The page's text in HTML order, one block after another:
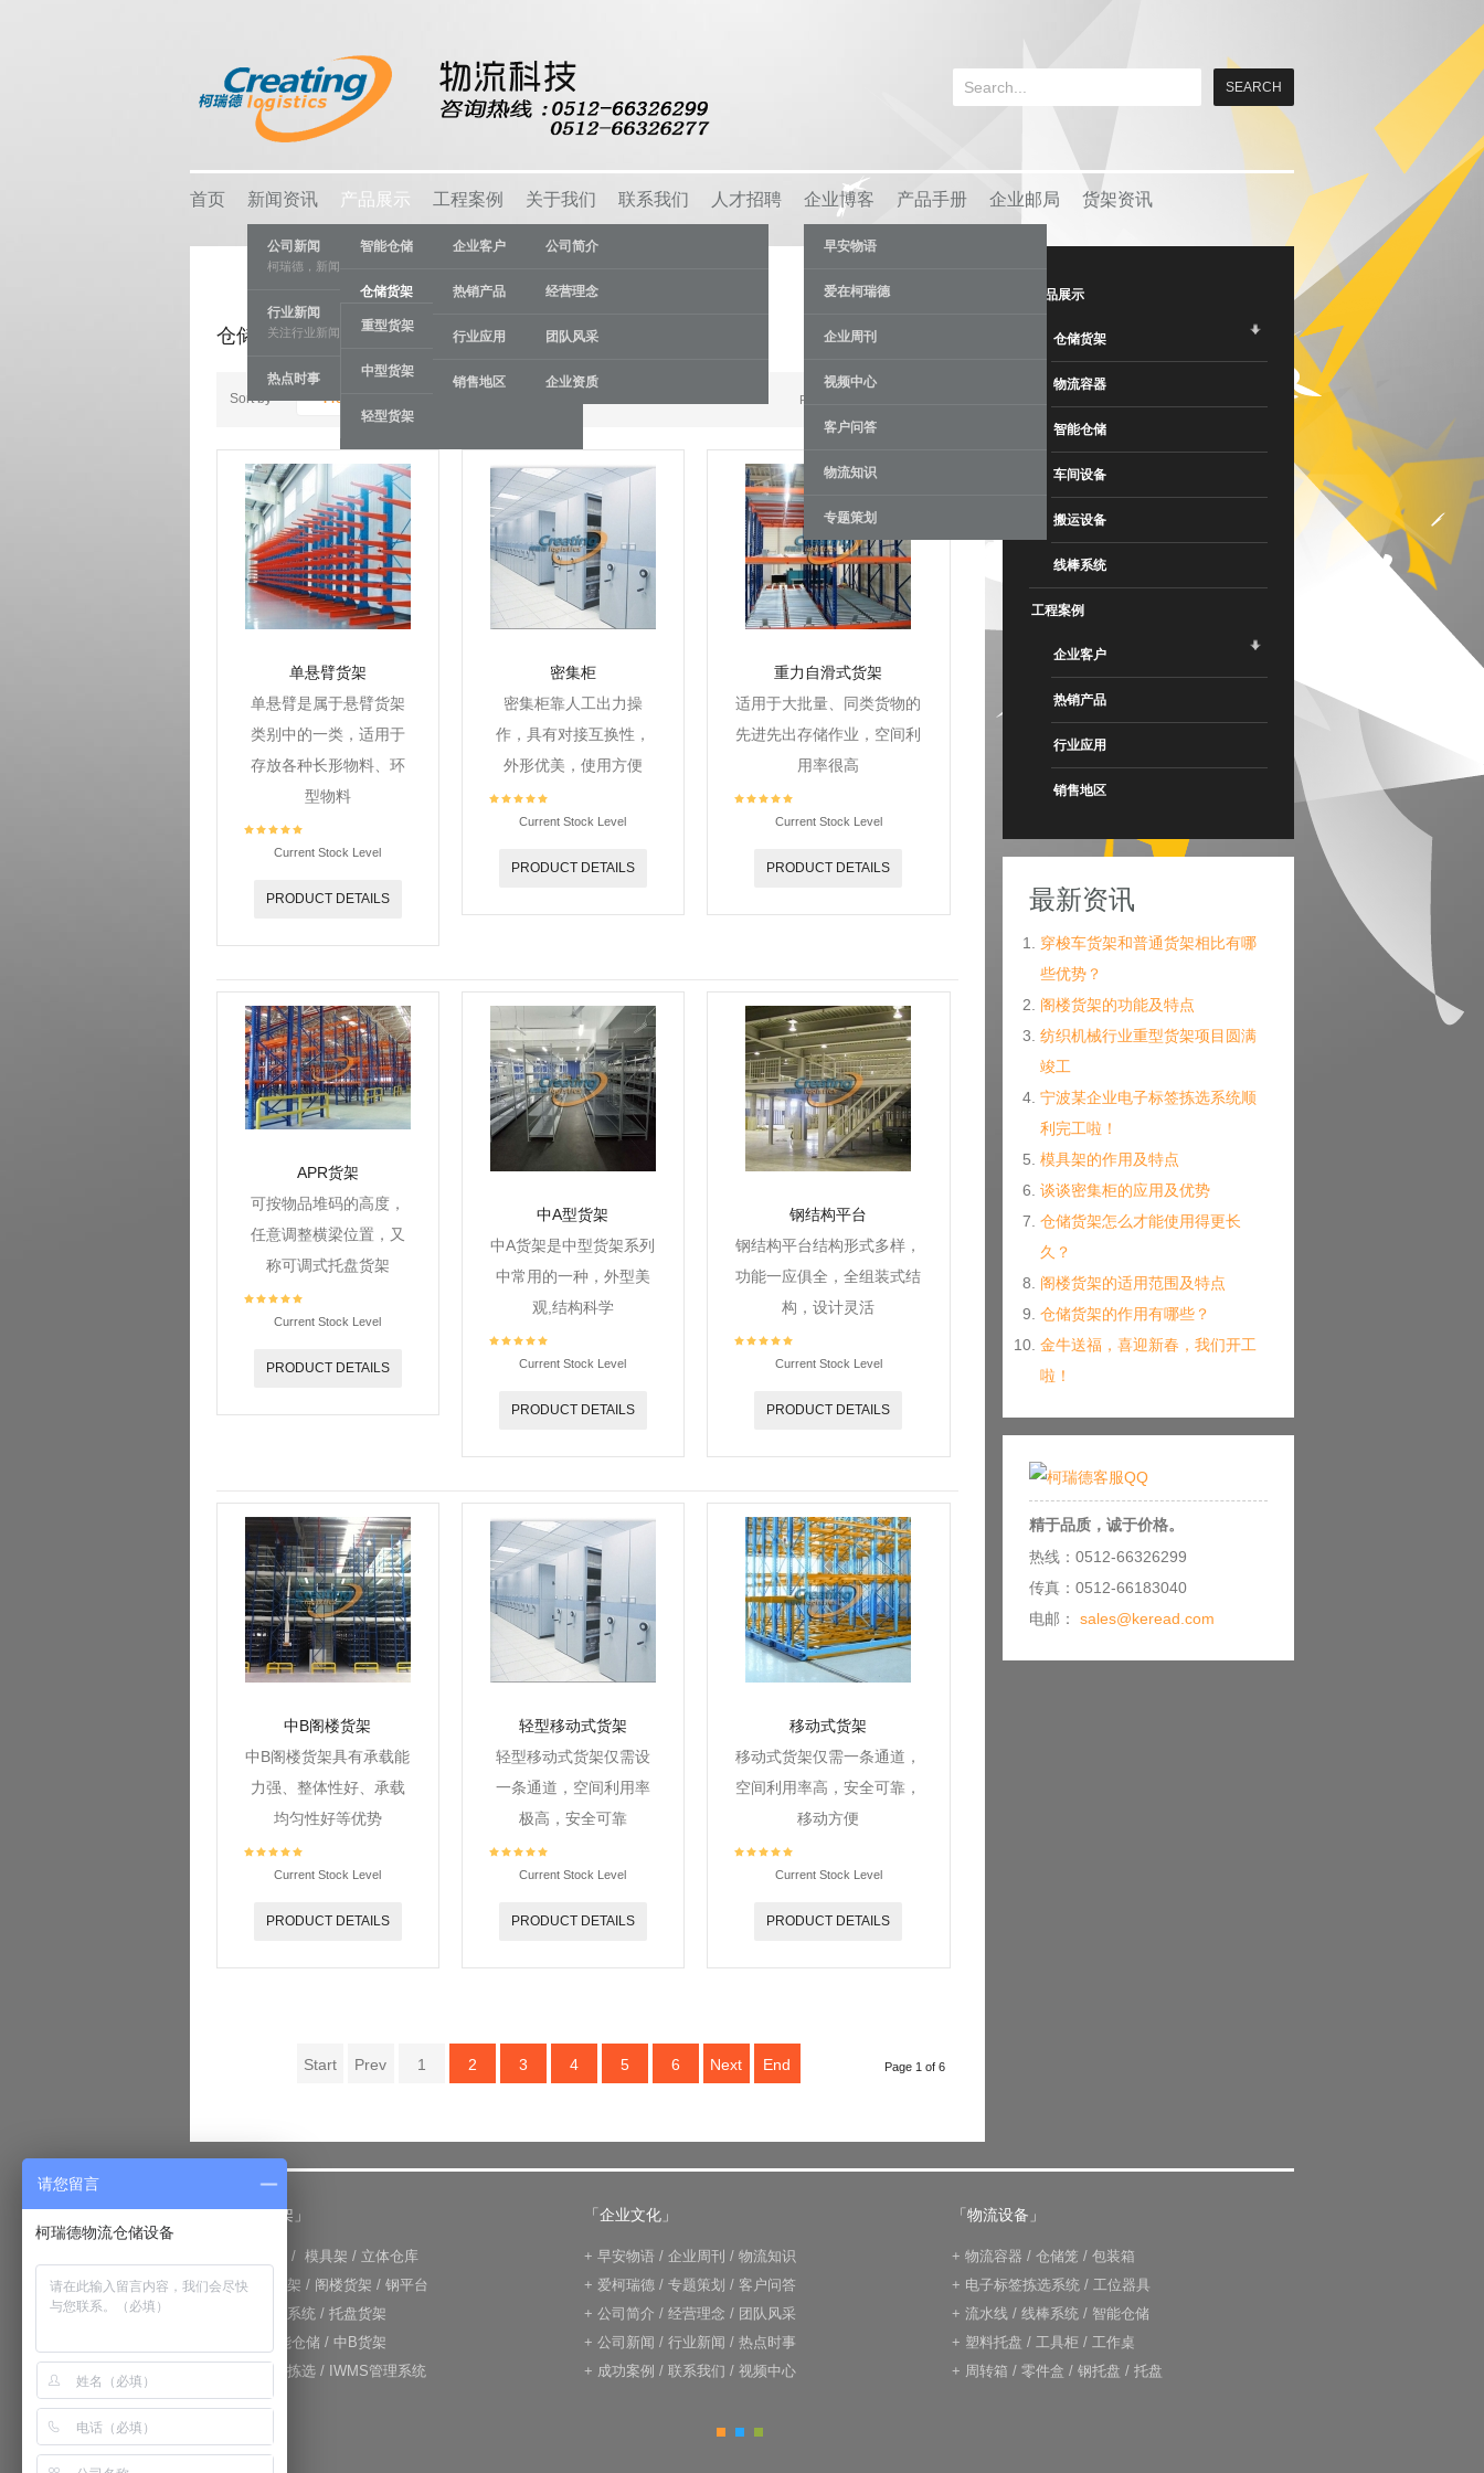
首页 新闻资讯
公司新闻
柯瑞德，新闻资讯
行业新闻
关注行业新闻，推动行业发展。
热点时事
产品展示
智能仓储
仓储货架
重型货架
中型货架
轻型货架
物流容器
车间设备
线棒系统
工程案例
企业客户
热销产品
行业应用
销售地区
关于我们
公司简介
经营理念
团队风采
企业资质
联系我们 人才招聘 企业博客
早安物语
爱在柯瑞德
企业周刊
视频中心
客户问答
物流知识
专题策划
产品手册 企业邮局 货架资讯
仓储货架
Sort by Product ID +/- Results 1 - 9 of 54
单悬臂货架
单悬臂是属于悬臂货架
类别中的一类，适用于
存放各种长形物料、环
型物料
Current Stock Level
PRODUCT DETAILS
密集柜
密集柜靠人工出力操
作，具有对接互换性，
外形优美，使用方便
Current Stock Level
PRODUCT DETAILS
重力自滑式货架
适用于大批量、同类货物的
先进先出存储作业，空间利
用率很高
Current Stock Level
PRODUCT DETAILS
APR货架
可按物品堆码的高度，
任意调整横梁位置，又
称可调式托盘货架
Current Stock Level
PRODUCT DETAILS
中A型货架
中A货架是中型货架系列
中常用的一种，外型美
观,结构科学
Current Stock Level
PRODUCT DETAILS
钢结构平台
钢结构平台结构形式多样，
功能一应俱全，全组装式结
构，设计灵活
Current Stock Level
PRODUCT DETAILS
中B阁楼货架
中B阁楼货架具有承载能
力强、整体性好、承载
均匀性好等优势
Current Stock Level
PRODUCT DETAILS
轻型移动式货架
轻型移动式货架仅需设
一条通道，空间利用率
极高，安全可靠
Current Stock Level
PRODUCT DETAILS
移动式货架
移动式货架仅需一条通道，
空间利用率高，安全可靠，
移动方便
Current Stock Level
PRODUCT DETAILS
Start Prev 1 2 3 4 5 6 Next End Page 1 of 6
产品展示
仓储货架
物流容器
智能仓储
车间设备
搬运设备
线棒系统
工程案例
企业客户
热销产品
行业应用
销售地区
最新资讯
穿梭车货架和普通货架相比有哪
些优势？
阁楼货架的功能及特点
纺织机械行业重型货架项目圆满
竣工
宁波某企业电子标签拣选系统顺
利完工啦！
模具架的作用及特点
谈谈密集柜的应用及优势
仓储货架怎么才能使用得更长
久？
阁楼货架的适用范围及特点
仓储货架的作用有哪些？
金牛送福，喜迎新春，我们开工
啦！
精于品质，诚于价格。
热线：0512-66326299
传真：0512-66183040
电邮： sales@keread.com
「仓储货架」
/ 模具架 / 立体仓库
+重力式货架 / 阁楼货架 / 钢平台
仓库输送系统 / 托盘货架
RFID智能仓储 / 中B货架
电子标签拣选 / IWMS管理系统
「企业文化」
+ 早安物语 / 企业周刊 / 物流知识
+ 爱柯瑞德 / 专题策划 / 客户问答
+ 公司简介 / 经营理念 / 团队风采
+ 公司新闻 / 行业新闻 / 热点时事
+ 成功案例 / 联系我们 / 视频中心
「物流设备」
+ 物流容器 / 仓储笼 / 包装箱
+ 电子标签拣选系统 / 工位器具
+ 流水线 / 线棒系统 / 智能仓储
+ 塑料托盘 / 工具柜 / 工作桌
+ 周转箱 / 零件盒 / 钢托盘 / 托盘
请您留言
柯瑞德物流仓储设备